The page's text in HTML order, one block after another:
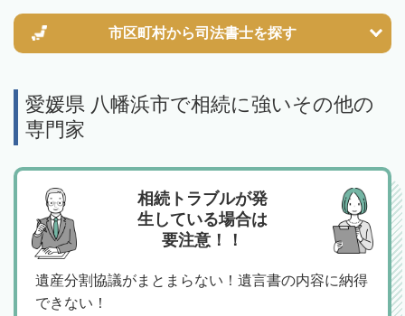
市区町村から司法書士を探す
愛媛県 八幡浜市で相続に強いその他の
専門家
相続トラブルが発
生している場合は
要注意！！
遺産分割協議がまとまらない！遺言書の内容に納得
できない！